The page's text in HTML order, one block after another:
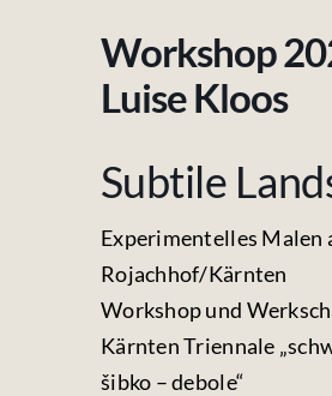
Workshop
Luise Kloos
Subtile
Experimentelles Malen
Rojachhof/Kärnten
Workshop und
Kärnten Triennale
šibko – debole“